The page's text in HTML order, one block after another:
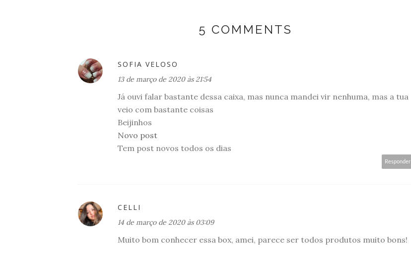
5 COMMENTS
SOFIA VELOSO
13 de março de 2020 às 21:54
Já ouvi falar bastante dessa caixa, mas nunca mandei vir nenhuma, mas a tua
veio com bastante coisas
Beijinhos
Novo post
Tem post novos todos os dias
Responder
CELLI
14 de março de 2020 às 03:09
Muito bom conhecer essa box, amei, parece ser todos produtos muito bons!